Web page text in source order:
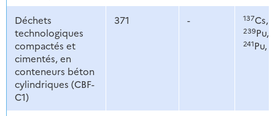
Déchets
technologiques
compactés et
cimentés, en
conteneurs béton
cylindriques (CBF-
C1)
371 - 137Cs,
239Pu,
241Pu,